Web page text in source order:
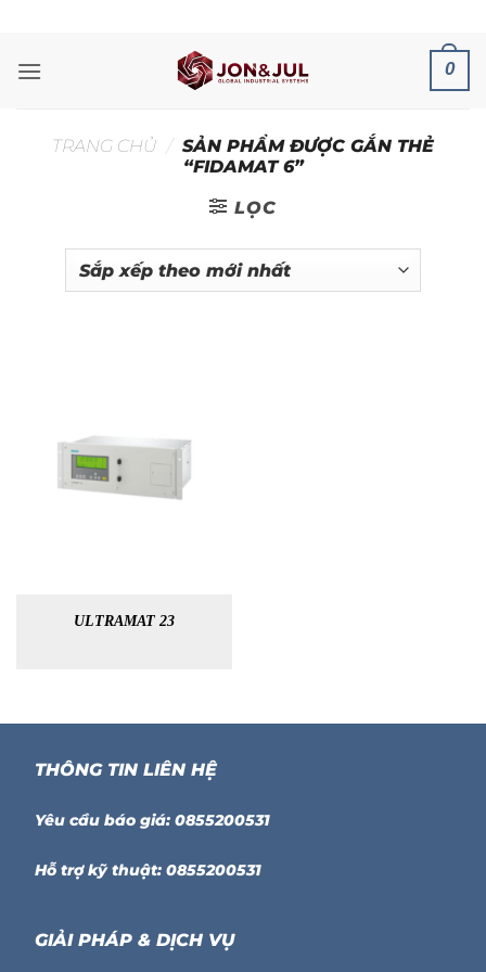
nội
0
TRANG CHỦ / SẢN PHẨM ĐƯỢC GẮN THẺ
“FIDAMAT 6”
LỌC
ULTRAMAT 23
THÔNG TIN LIÊN HỆ
Yêu cầu báo giá: 0855200531
Hỗ trợ kỹ thuật: 0855200531
GIẢI PHÁP & DỊCH VỤ